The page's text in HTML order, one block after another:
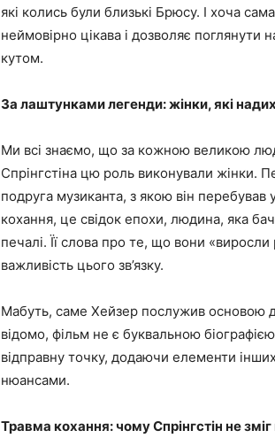
які колись були близькі Брюсу. І хоча
неймовірно цікава і дозволяє
кутом.
За лаштунками легенди: жінки, які
Ми всі знаємо, що за кожною великою
Спрінгстіна цю роль виконували жінки.
подруга музиканта, з якою він
кохання, це свідок епохи, людина, яка
печалі. Її слова про те, що вони
важливість цього зв’язку.
Мабуть, саме Хейзер послужив основою
відомо, фільм не є буквальною
відправну точку, додаючи елементи
нюансами.
Травма кохання: чому Спрінгстін не